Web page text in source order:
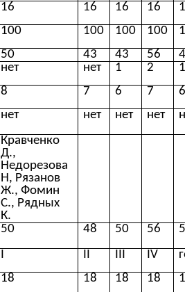
16 16 16 16
100 100 100 100
50 43 43 56
нет нет 1 2
8 7 6 7
нет нет нет нет
Кравченко
Д.,
Недорезова
Н, Рязанов
Ж., Фомин
С., Рядных
К.
50 48 50 56
IV
18 18 18 18